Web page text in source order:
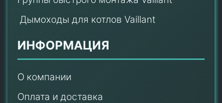
Дымоходы для котлов Vaillant
ИНФОРМАЦИЯ
О компании
Оплата и доставка